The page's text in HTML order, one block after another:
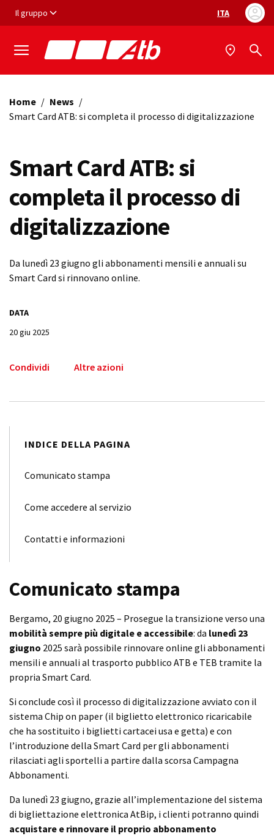
Vai ai contenuti
Vai al footer
Il gruppo Selezione
ITA
Home / News /
Smart Card ATB: si completa il processo di digitalizzazione
Smart Card ATB: si
completa il processo di
digitalizzazione
Da lunedì 23 giugno gli abbonamenti mensili e annuali su
Smart Card si rinnovano online.
DATA
20 giu 2025
Condividi Altre azioni
INDICE DELLA PAGINA
Comunicato stampa
Come accedere al servizio
Contatti e informazioni
Comunicato stampa
Bergamo, 20 giugno 2025 – Prosegue la transizione verso una
mobilità sempre più digitale e accessibile: da lunedì 23
giugno 2025 sarà possibile rinnovare online gli abbonamenti
mensili e annuali al trasporto pubblico ATB e TEB tramite la
propria Smart Card.
Si conclude così il processo di digitalizzazione avviato con il
sistema Chip on paper (il biglietto elettronico ricaricabile
che ha sostituito i biglietti cartacei usa e getta) e con
l’introduzione della Smart Card per gli abbonamenti
rilasciati agli sportelli a partire dalla scorsa Campagna
Abbonamenti.
Da lunedì 23 giugno, grazie all’implementazione del sistema
di bigliettazione elettronica AtBip, i clienti potranno quindi
acquistare e rinnovare il proprio abbonamento